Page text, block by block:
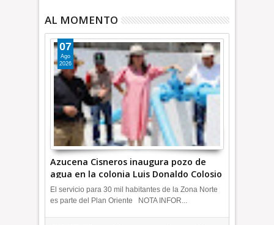
AL MOMENTO
Azucena Cisneros inaugura pozo de
agua en la colonia Luis Donaldo Colosio
+Video | INFORMATIVA
07
Ago
2026
El servicio para 30 mil habitantes de la Zona Norte
es parte del Plan Oriente NOTA INFOR...